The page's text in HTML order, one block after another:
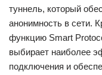
туннель, который
анонимность в сети.
функцию Smart
выбирает наиболее
подключения и